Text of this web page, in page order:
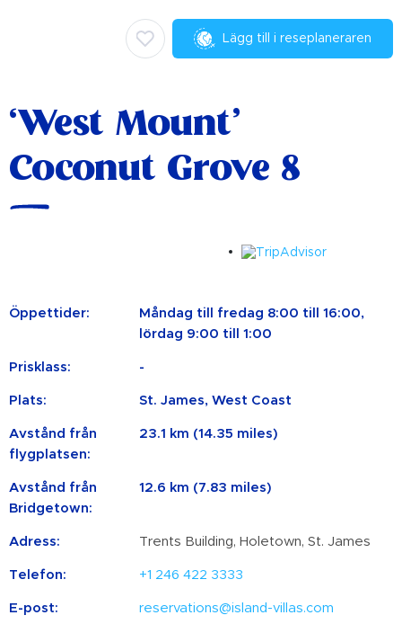
Lägg till i reseplaneraren
‘West Mount’
Coconut Grove 8
Öppettider:
Måndag till fredag ​​8:00 till 16:00,
lördag 9:00 till 1:00
Prisklass: -
Plats: St. James, West Coast
Avstånd från
flygplatsen:
23.1 km (14.35 miles)
Avstånd från
Bridgetown:
12.6 km (7.83 miles)
Adress: Trents Building, Holetown, St. James
Telefon: +1 246 422 3333
E-post: reservations@island-villas.com